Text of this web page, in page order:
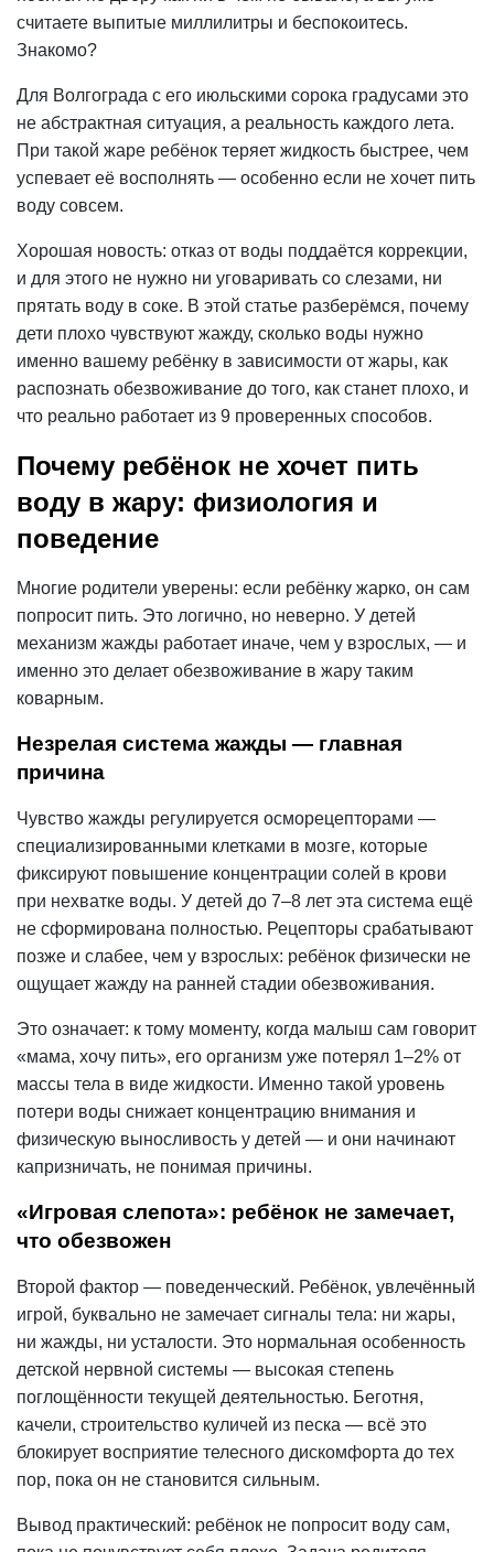
считаете выпитые миллилитры и беспокоитесь.
Знакомо?
Для Волгограда с его июльскими сорока градусами это
не абстрактная ситуация, а реальность каждого лета.
При такой жаре ребёнок теряет жидкость быстрее, чем
успевает её восполнять — особенно если не хочет пить
воду совсем.
Хорошая новость: отказ от воды поддаётся коррекции,
и для этого не нужно ни уговаривать со слезами, ни
прятать воду в соке. В этой статье разберёмся, почему
дети плохо чувствуют жажду, сколько воды нужно
именно вашему ребёнку в зависимости от жары, как
распознать обезвоживание до того, как станет плохо, и
что реально работает из 9 проверенных способов.
Почему ребёнок не хочет пить
воду в жару: физиология и
поведение
Многие родители уверены: если ребёнку жарко, он сам
попросит пить. Это логично, но неверно. У детей
механизм жажды работает иначе, чем у взрослых, — и
именно это делает обезвоживание в жару таким
коварным.
Незрелая система жажды — главная
причина
Чувство жажды регулируется осморецепторами —
специализированными клетками в мозге, которые
фиксируют повышение концентрации солей в крови
при нехватке воды. У детей до 7–8 лет эта система ещё
не сформирована полностью. Рецепторы срабатывают
позже и слабее, чем у взрослых: ребёнок физически не
ощущает жажду на ранней стадии обезвоживания.
Это означает: к тому моменту, когда малыш сам говорит
«мама, хочу пить», его организм уже потерял 1–2% от
массы тела в виде жидкости. Именно такой уровень
потери воды снижает концентрацию внимания и
физическую выносливость у детей — и они начинают
капризничать, не понимая причины.
«Игровая слепота»: ребёнок не замечает,
что обезвожен
Второй фактор — поведенческий. Ребёнок, увлечённый
игрой, буквально не замечает сигналы тела: ни жары,
ни жажды, ни усталости. Это нормальная особенность
детской нервной системы — высокая степень
поглощённости текущей деятельностью. Беготня,
качели, строительство куличей из песка — всё это
блокирует восприятие телесного дискомфорта до тех
пор, пока он не становится сильным.
Вывод практический: ребёнок не попросит воду сам,